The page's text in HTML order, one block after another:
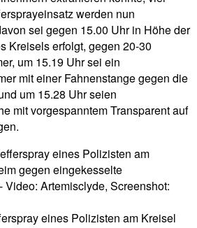
werden nun
sei gegen 15.00 Uhr in Höhe der
Kreisels erfolgt, gegen 20-30
um 15.19 Uhr sei ein
mit einer Fahnenstange gegen die
um 15.28 Uhr seien
mit vorgespanntem Transparent auf
eines Polizisten am Kreisel